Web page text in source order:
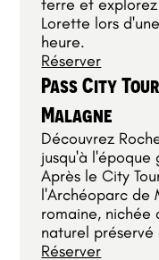
terre et
Lorette lors
heure.
Réserver
Pass City
Malagne
Découvrez
jusqu'à l'époque
Après le City
l'Archéoparc de
romaine, nichée
naturel préservé
Réserver